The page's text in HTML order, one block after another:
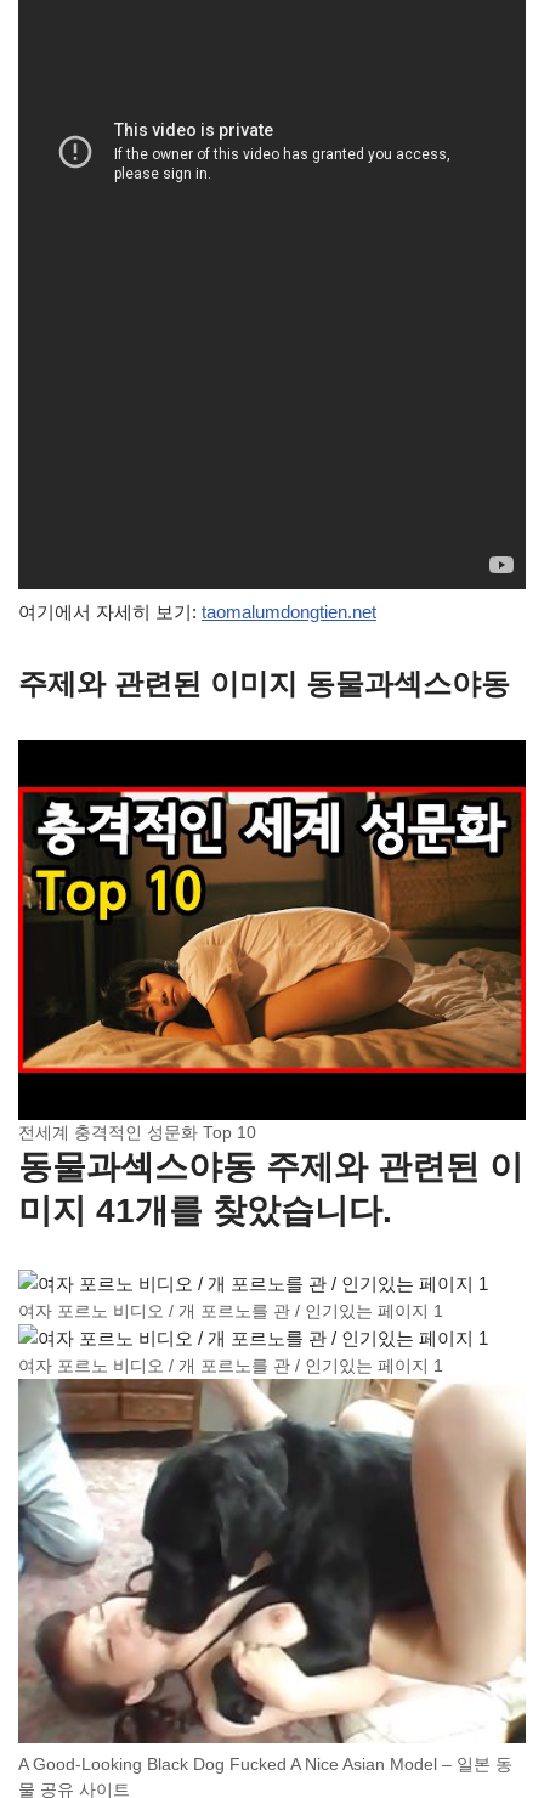
여기에서 자세히 보기: taomalumdongtien.net
주제와 관련된 이미지 동물과섹스야동
전세계 충격적인 성문화 Top 10
동물과섹스야동 주제와 관련된 이
미지 41개를 찾았습니다.
여자 포르노 비디오 / 개 포르노를 관 / 인기있는 페이지 1
여자 포르노 비디오 / 개 포르노를 관 / 인기있는 페이지 1
A Good-Looking Black Dog Fucked A Nice Asian Model – 일본 동
물 공유 사이트